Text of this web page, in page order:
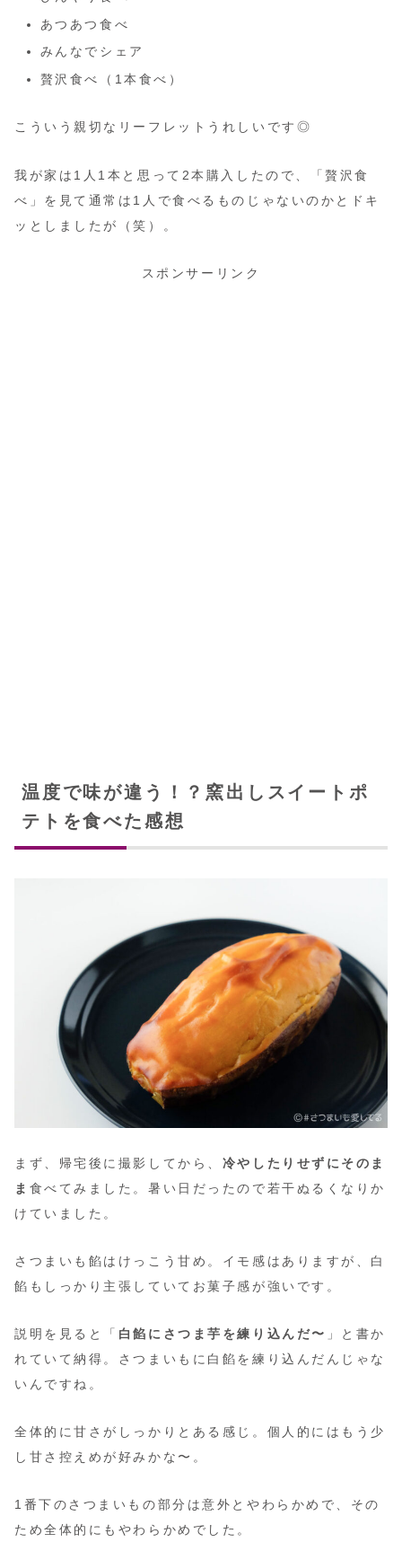
あつあつ食べ
みんなでシェア
贅沢食べ（1本食べ）
こういう親切なリーフレットうれしいです◎
我が家は1人1本と思って2本購入したので、「贅沢食
べ」を見て通常は1人で食べるものじゃないのかとドキ
ッとしましたが（笑）。
スポンサーリンク
温度で味が違う！？窯出しスイートポ
テトを食べた感想
まず、帰宅後に撮影してから、 冷やしたりせずにそのま
ま 食べてみました。暑い日だったので若干ぬるくなりか
けていました。
さつまいも餡はけっこう甘め。イモ感はありますが、白
餡もしっかり主張していてお菓子感が強いです。
説明を見ると「 白餡にさつま芋を練り込んだ〜 」と書か
れていて納得。さつまいもに白餡を練り込んだんじゃな
いんですね。
全体的に甘さがしっかりとある感じ。個人的にはもう少
し甘さ控えめが好みかな〜。
1番下のさつまいもの部分は意外とやわらかめで、その
ため全体的にもやわらかめでした。